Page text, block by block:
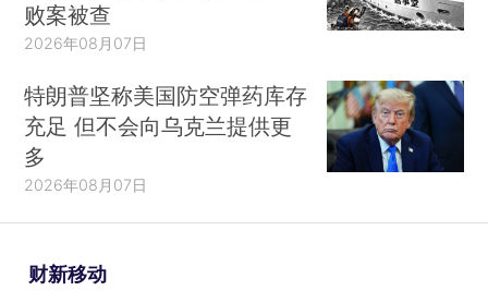
败案被查
2026年08月07日
特朗普坚称美国防空弹药库存
充足 但不会向乌克兰提供更
多
2026年08月07日
财新移动